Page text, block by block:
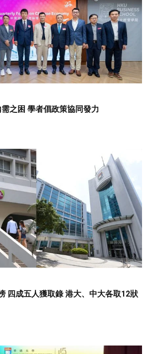
之困 學者倡政策協同發力
四成五人獲取錄 港大、中大各取12狀